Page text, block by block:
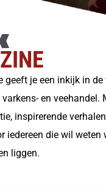
geeft je een inkijk in de
en veehandel.
inspirerende
iedereen die wil weten
liggen.